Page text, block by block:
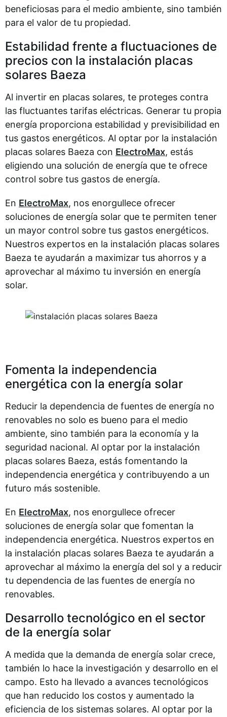
beneficiosas para el medio ambiente, sino también
para el valor de tu propiedad.
Estabilidad frente a fluctuaciones de
precios con la instalación placas
solares Baeza
Al invertir en placas solares, te proteges contra
las fluctuantes tarifas eléctricas. Generar tu propia
energía proporciona estabilidad y previsibilidad en
tus gastos energéticos. Al optar por la instalación
placas solares Baeza con ElectroMax, estás
eligiendo una solución de energía que te ofrece
control sobre tus gastos de energía.
En ElectroMax, nos enorgullece ofrecer
soluciones de energía solar que te permiten tener
un mayor control sobre tus gastos energéticos.
Nuestros expertos en la instalación placas solares
Baeza te ayudarán a maximizar tus ahorros y a
aprovechar al máximo tu inversión en energía
solar.
Fomenta la independencia
energética con la energía solar
Reducir la dependencia de fuentes de energía no
renovables no solo es bueno para el medio
ambiente, sino también para la economía y la
seguridad nacional. Al optar por la instalación
placas solares Baeza, estás fomentando la
independencia energética y contribuyendo a un
futuro más sostenible.
En ElectroMax, nos enorgullece ofrecer
soluciones de energía solar que fomentan la
independencia energética. Nuestros expertos en
la instalación placas solares Baeza te ayudarán a
aprovechar al máximo la energía del sol y a reducir
tu dependencia de las fuentes de energía no
renovables.
Desarrollo tecnológico en el sector
de la energía solar
A medida que la demanda de energía solar crece,
también lo hace la investigación y desarrollo en el
campo. Esto ha llevado a avances tecnológicos
que han reducido los costos y aumentado la
eficiencia de los sistemas solares. Al optar por la